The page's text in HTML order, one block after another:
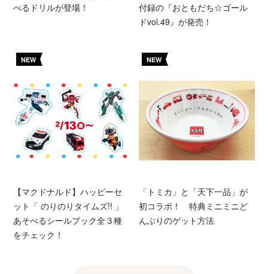
べるドリルが登場！
付録の『おともだち☆ゴール
ドvol.49』が発売！
NEW
【マクドナルド】ハッピーセ
ット「 のりのりタイムズ!! 」
あそべるシールブック全３種
をチェック！
NEW
「トミカ」と「天下一品」が
初コラボ！ 特典ミニミニど
んぶりのゲット方法